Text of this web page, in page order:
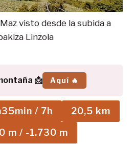
visto desde la subida a
Linzola
📩 Aquí 🔥
/ 7h 20,5 km
m / -1.730 m